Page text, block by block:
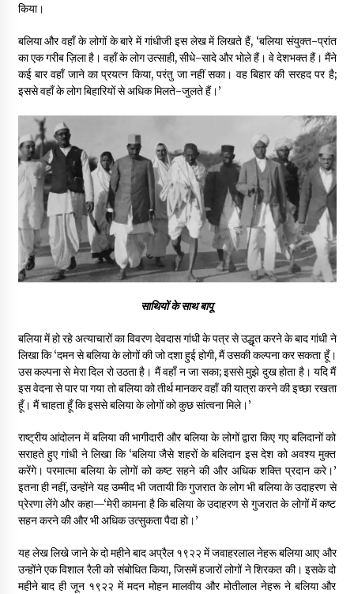
किया।
बलिया और वहाँ के लोगों के बारे में गांधीजी इस लेख में लिखते हैं, ‘बलिया संयुक्त-प्रांत
का एक गरीब ज़िला है। वहाँ के लोग उत्साही, सीधे-सादे और भोले हैं। वे देशभक्त हैं। मैंने
कई बार वहाँ जाने का प्रयत्न किया, परंतु जा नहीं सका। वह बिहार की सरहद पर है;
इससे वहाँ के लोग बिहारियों से अधिक मिलते-जुलते हैं।’
साथियों के साथ बापू
बलिया में हो रहे अत्याचारों का विवरण देवदास गांधी के पत्र से उद्धृत करने के बाद गांधी ने
लिखा कि ‘दमन से बलिया के लोगों की जो दशा हुई होगी, मैं उसकी कल्पना कर सकता हूँ।
उस कल्पना से मेरा दिल रो उठता है। मैं वहाँ न जा सका; इससे मुझे दुख होता है। यदि मैं
इस वेदना से पार पा गया तो बलिया को तीर्थ मानकर वहाँ की यात्रा करने की इच्छा रखता
हूँ। मैं चाहता हूँ कि इससे बलिया के लोगों को कुछ सांत्वना मिले।’
राष्ट्रीय आंदोलन में बलिया की भागीदारी और बलिया के लोगों द्वारा किए गए बलिदानों को
सराहते हुए गांधी ने लिखा कि ‘बलिया जैसे शहरों के बलिदान इस देश को अवश्य मुक्त
करेंगे। परमात्मा बलिया के लोगों को कष्ट सहने की और अधिक शक्ति प्रदान करे।’
इतना ही नहीं, उन्होंने यह उम्मीद भी जतायी कि गुजरात के लोग भी बलिया के उदाहरण से
प्रेरणा लेंगे और कहा—‘मेरी कामना है कि बलिया के उदाहरण से गुजरात के लोगों में कष्ट
सहन करने की और भी अधिक उत्सुकता पैदा हो।’
यह लेख लिखे जाने के दो महीने बाद अप्रैल १९२२ में जवाहरलाल नेहरू बलिया आए और
उन्होंने एक विशाल रैली को संबोधित किया, जिसमें हजारों लोगों ने शिरकत की। इसके दो
महीने बाद ही जून १९२२ में मदन मोहन मालवीय और मोतीलाल नेहरू ने बलिया और